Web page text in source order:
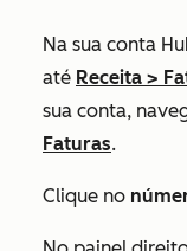
Na sua conta
até Receita >
sua conta,
Faturas.
Clique no